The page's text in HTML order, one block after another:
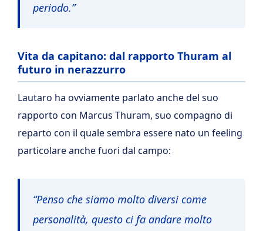
periodo.”
Vita da capitano: dal rapporto Thuram al
futuro in nerazzurro
Lautaro ha ovviamente parlato anche del suo
rapporto con Marcus Thuram, suo compagno di
reparto con il quale sembra essere nato un feeling
particolare anche fuori dal campo:
“Penso che siamo molto diversi come
personalità, questo ci fa andare molto